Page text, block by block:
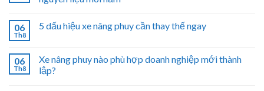
06
Th8
5 dấu hiệu xe nâng phuy cần thay thế ngay
06
Th8
Xe nâng phuy nào phù hợp doanh nghiệp mới thành
lập?